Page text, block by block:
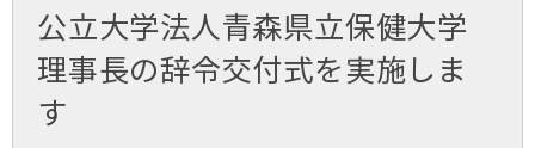
公立大学法人青森県立保健大学
理事長の辞令交付式を実施しま
す